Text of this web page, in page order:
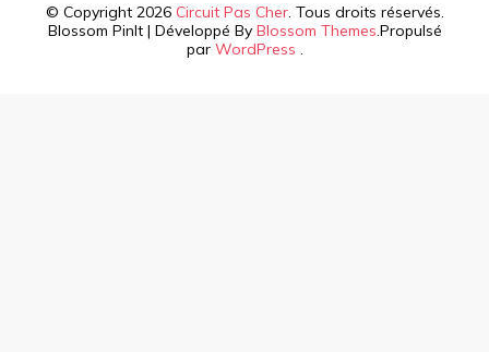
© Copyright 2026 Circuit Pas Cher. Tous droits réservés.
Blossom PinIt | Développé By Blossom Themes .Propulsé
par WordPress